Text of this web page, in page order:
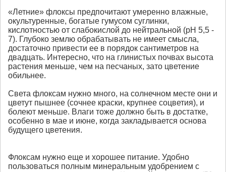
«Летние» флоксы предпочитают умеренно влажные,
окультуренные, богатые гумусом суглинки,
кислотностью от слабокислой до нейтральной (рН 5,5 -
7). Глубоко землю обрабатывать не имеет смысла,
достаточно привести ее в порядок сантиметров на
двадцать. Интересно, что на глинистых почвах высота
растения меньше, чем на песчаных, зато цветение
обильнее.
Света флоксам нужно много, на солнечном месте они и
цветут пышнее (сочнее краски, крупнее соцветия), и
болеют меньше. Влаги тоже должно быть в достатке,
особенно в мае и июне, когда закладывается основа
будущего цветения.
Флоксам нужно еще и хорошее питание. Удобно
пользоваться полным минеральным удобрением с